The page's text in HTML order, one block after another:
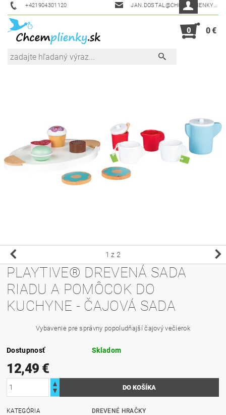
+421904301120 JAN.DOSTAL@CHCEMPLIENKY.SK
0 0 €
1 z 2
PLAYTIVE® DREVENÁ SADA
RIADU A POMÔCOK DO
KUCHYNE - ČAJOVÁ SADA
Vybavenie pre správny popoludňajší čajový večierok
Dostupnosť Skladom
12,49 €
KATEGÓRIA DREVENÉ HRAČKY